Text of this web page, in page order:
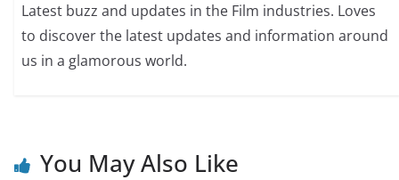
Latest buzz and updates in the Film industries. Loves
to discover the latest updates and information around
us in a glamorous world.
You May Also Like